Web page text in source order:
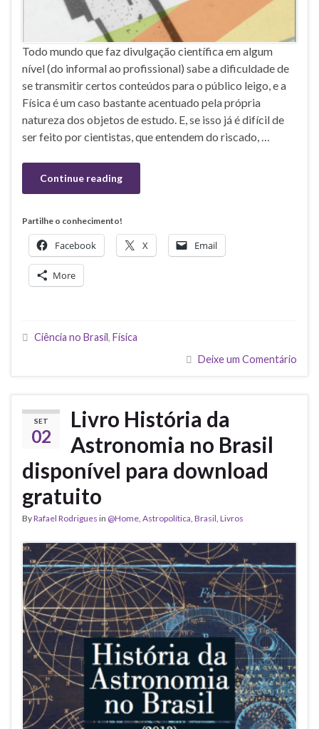
Todo mundo que faz divulgação científica em algum
nível (do informal ao profissional) sabe a dificuldade de
se transmitir certos conteúdos para o público leigo, e a
Física é um caso bastante acentuado pela própria
natureza dos objetos de estudo. E, se isso já é difícil de
ser feito por cientistas, que entendem do riscado, …
Continue reading
Partilhe o conhecimento!
Facebook X Email
More
Ciência no Brasil, Física
Deixe um Comentário
SET
02
Livro História da
Astronomia no Brasil
disponível para download
gratuito
ByRafael Rodrigues in @Home Astropolítica Brasil Livros